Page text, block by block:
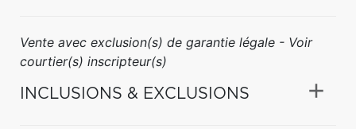
Vente avec exclusion(s) de garantie légale - Voir
courtier(s) inscripteur(s)
INCLUSIONS & EXCLUSIONS